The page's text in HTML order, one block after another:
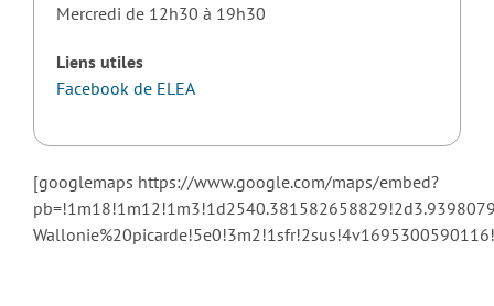
Mercredi de 12h30 à 19h30
Liens utiles
Facebook de ELEA
[googlemaps https://www.google.com/maps/embed?